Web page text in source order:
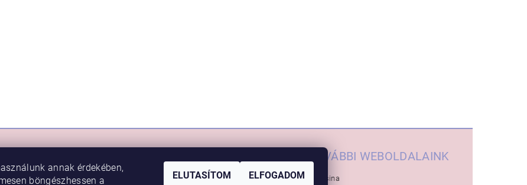
TOVÁBBI WEBOLDALAINK
Inglesina
annak érdekében,
böngészhessen a
ELUTASÍTOM ELFOGADOM